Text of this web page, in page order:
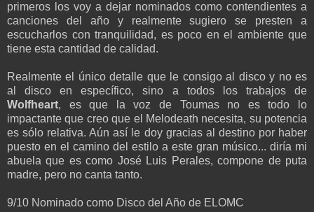
primeros los voy a dejar nominados como contendientes a
canciones del año y realmente sugiero se presten a
escucharlos con tranquilidad, es poco en el ambiente que
tiene esta cantidad de calidad.
Realmente el único detalle que le consigo al disco y no es
al disco en específico, sino a todos los trabajos de
Wolfheart, es que la voz de Toumas no es todo lo
impactante que creo que el Melodeath necesita, su potencia
es sólo relativa. Aún así le doy gracias al destino por haber
puesto en el camino del estilo a este gran músico... diría mi
abuela que es como José Luis Perales, compone de puta
madre, pero no canta tanto.
9/10 Nominado como Disco del Año de ELOMC